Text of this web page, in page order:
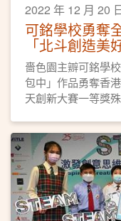
2022 年 12 月 20
可銘學校勇奪
「北斗創造
一等獎
嗇色園主辧可銘學
包中」作品勇奪香
天創新大賽一等獎